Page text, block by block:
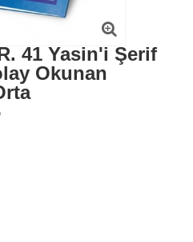
41 Yasin'i Şerif
Okunan